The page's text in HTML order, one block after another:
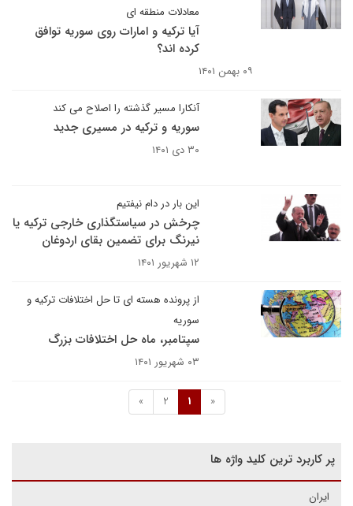
معادلات منطقه ای
آیا ترکیه و امارات روی سوریه توافق
کرده اند؟
۰۹ بهمن ۱۴۰۱
آنکارا مسیر گذشته را اصلاح می کند
سوریه و ترکیه در مسیری جدید
۳۰ دی ۱۴۰۱
این بار در دام نیفتیم
چرخش در سیاستگذاری خارجی ترکیه یا
نیرنگ برای تضمین بقای اردوغان
۱۲ شهریور ۱۴۰۱
از پرونده هسته ای تا حل اختلافات ترکیه و
سوریه
سپتامبر، ماه حل اختلافات بزرگ
۰۳ شهریور ۱۴۰۱
«
1
2
»
پر کاربرد ترین کلید واژه ها
ایران